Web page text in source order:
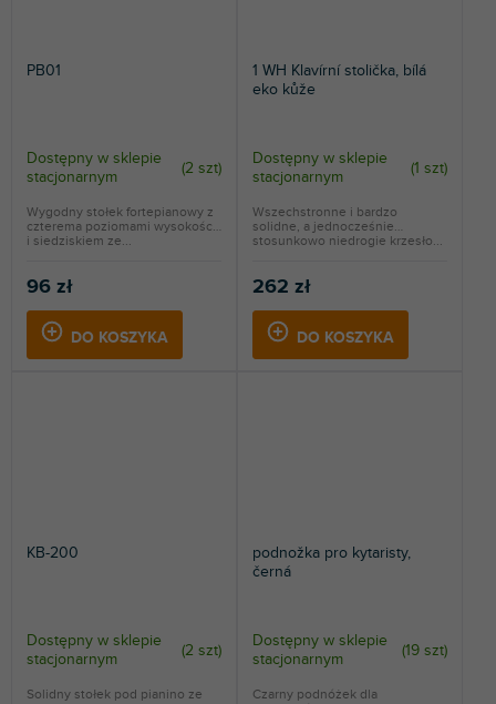
PB01
Dostępny w sklepie
stacjonarnym
(2 szt)
96 zł
DO KOSZYKA
Wygodny stołek fortepianowy z
czterema poziomami wysokości
i siedziskiem ze...
1 WH Klavírní stolička, bílá
eko kůže
Dostępny w sklepie
stacjonarnym
(1 szt)
262 zł
DO KOSZYKA
Wszechstronne i bardzo
solidne, a jednocześnie
stosunkowo niedrogie krzesło...
KB-200
Dostępny w sklepie
stacjonarnym
(2 szt)
Solidny stołek pod pianino ze
podnožka pro kytaristy,
černá
Dostępny w sklepie
stacjonarnym
(19 szt)
Czarny podnóżek dla